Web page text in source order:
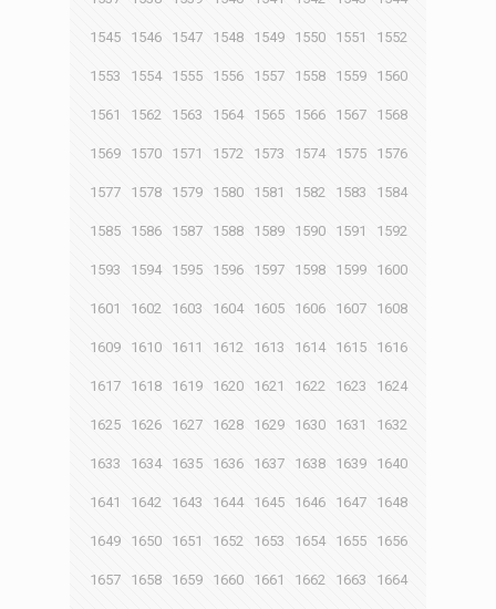
1545 1546 1547 1548 1549 1550 1551 1552
1553 1554 1555 1556 1557 1558 1559 1560
1561 1562 1563 1564 1565 1566 1567 1568
1569 1570 1571 1572 1573 1574 1575 1576
1577 1578 1579 1580 1581 1582 1583 1584
1585 1586 1587 1588 1589 1590 1591 1592
1593 1594 1595 1596 1597 1598 1599 1600
1601 1602 1603 1604 1605 1606 1607 1608
1609 1610 1611 1612 1613 1614 1615 1616
1617 1618 1619 1620 1621 1622 1623 1624
1625 1626 1627 1628 1629 1630 1631 1632
1633 1634 1635 1636 1637 1638 1639 1640
1641 1642 1643 1644 1645 1646 1647 1648
1649 1650 1651 1652 1653 1654 1655 1656
1657 1658 1659 1660 1661 1662 1663 1664